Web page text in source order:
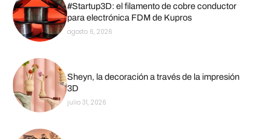
#Startup3D: el filamento de cobre conductor
para electrónica FDM de Kupros
agosto 6, 2026
Sheyn, la decoración a través de la impresión
3D
julio 31, 2026